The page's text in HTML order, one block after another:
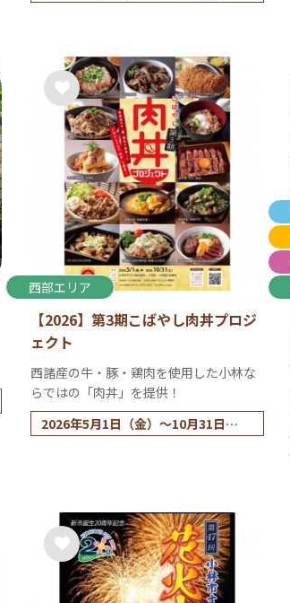
西部エリア
【2026】第3期こばやし肉丼プロジ
ェクト
西諸産の牛・豚・鶏肉を使用した小林な
らではの「肉丼」を提供！
2026年5月1日（金）～10月31日